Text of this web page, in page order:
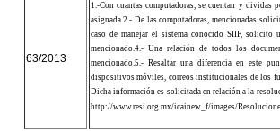
63/2013
1.-Con cuantas computadoras, se cuentan y dividas
asignada.2.- De las computadoras, mencionadas
caso de manejar el sistema conocido SIIF,
mencionado.4.- Una relación de todos los
mencionado.5.- Resaltar una diferencia en este
dispositivos móviles, correos institucionales de los
Dicha información es solicitada en relación a la
http://www.resi.org.mx/icainew_f/images/